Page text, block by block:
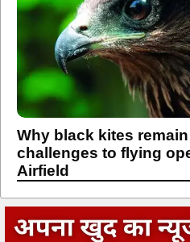
Why black kites
challenges to flying
Airfield